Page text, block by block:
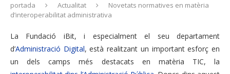
portada Actualitat
Novetats normatives en matèria
d’interoperabilitat administrativa
La Fundació iBit, i especialment el seu departament
d’Administració Digital, està realitzant un important esforç en
un dels camps més destacats en matèria TIC, la